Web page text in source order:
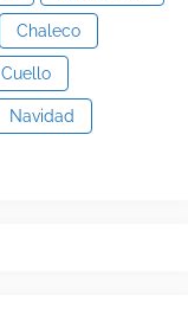
Chaleco
Cuello
Navidad